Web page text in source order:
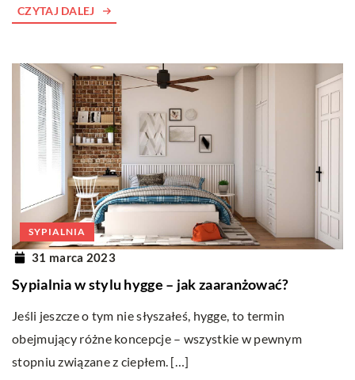
CZYTAJ DALEJ
SYPIALNIA
31 marca 2023
Sypialnia w stylu hygge – jak zaaranżować?
Jeśli jeszcze o tym nie słyszałeś, hygge, to termin
obejmujący różne koncepcje – wszystkie w pewnym
stopniu związane z ciepłem. […]